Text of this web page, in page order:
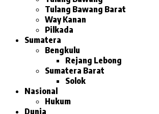
Tulang Bawang Barat
Way Kanan
Pilkada
Sumatera
Bengkulu
Rejang Lebong
Sumatera Barat
Solok
Nasional
Hukum
Dunia